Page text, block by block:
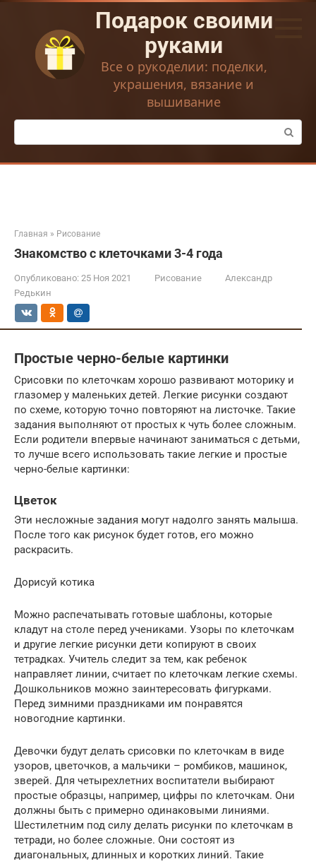
Перейти
контенту
Подарок своими
руками
Все о рукоделии: поделки,
украшения, вязание и
вышивание
Поиск:
Главная » Рисование
Знакомство с клеточками 3-4 года
Опубликовано: 25 Ноя 2021 Рисование
Александр
Редькин
Простые черно-белые картинки
Срисовки по клеточкам хорошо развивают моторику и
глазомер у маленьких детей. Легкие рисунки создают
по схеме, которую точно повторяют на листочке. Такие
задания выполняют от простых к чуть более сложным.
Если родители впервые начинают заниматься с детьми,
то лучше всего использовать такие легкие и простые
черно-белые картинки:
Цветок
Эти несложные задания могут надолго занять малыша.
После того как рисунок будет готов, его можно
раскрасить.
Дорисуй котика
Можно распечатывать готовые шаблоны, которые
кладут на столе перед учениками. Узоры по клеточкам
и другие легкие рисунки дети копируют в своих
тетрадках. Учитель следит за тем, как ребенок
направляет линии, считает по клеточкам легкие схемы.
Дошкольников можно заинтересовать фигурками.
Перед зимними праздниками им понравятся
новогодние картинки.
Девочки будут делать срисовки по клеточкам в виде
узоров, цветочков, а мальчики – ромбиков, машинок,
зверей. Для четырехлетних воспитатели выбирают
простые образцы, например, цифры по клеточкам. Они
должны быть с примерно одинаковыми линиями.
Шестилетним под силу делать рисунки по клеточкам в
тетради, но более сложные. Они состоят из
диагональных, длинных и коротких линий. Такие